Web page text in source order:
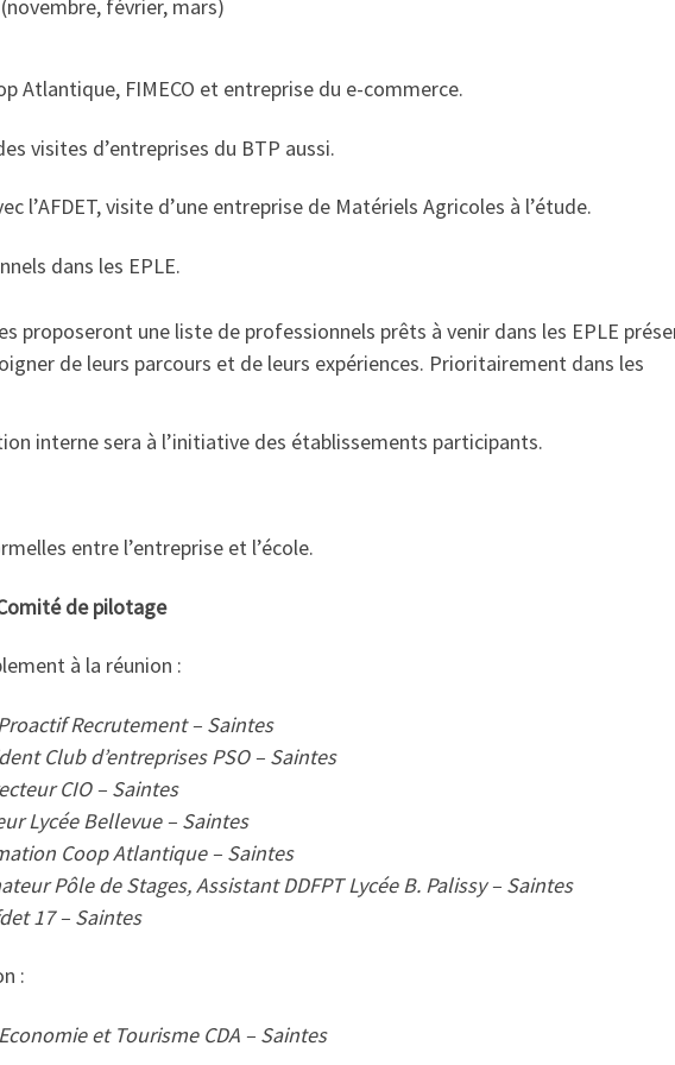
février, mars)
Atlantique, FIMECO et entreprise du e-commerce.
visites d’entreprises du BTP aussi.
l’AFDET, visite d’une entreprise de Matériels Agricoles à l’étude.
dans les EPLE.
proposeront une liste de professionnels prêts à venir dans les EPLE
de leurs parcours et de leurs expériences. Prioritairement dans les
interne sera à l’initiative des établissements participants.
entre l’entreprise et l’école.
de pilotage
à la réunion :
Recrutement – Saintes
Club d’entreprises PSO – Saintes
CIO – Saintes
Lycée Bellevue – Saintes
Coop Atlantique – Saintes
Pôle de Stages, Assistant DDFPT Lycée B. Palissy – Saintes
17 – Saintes
:
et Tourisme CDA – Saintes